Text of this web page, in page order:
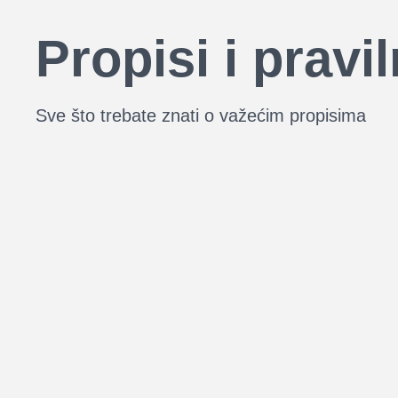
Propisi i
Sve što trebate znati o važećim propisima